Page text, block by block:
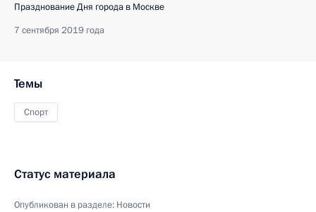
Празднование Дня города в Москве
7 сентября 2019 года
Темы
Спорт
Статус материала
Опубликован в разделе: Новости